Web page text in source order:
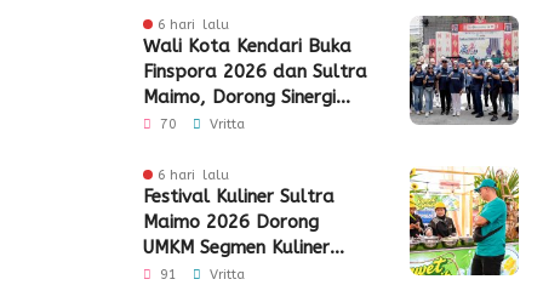
6 hari lalu
Wali Kota Kendari Buka
Finspora 2026 dan Sultra
Maimo, Dorong Sinergi
Industri Keuangan
70 Vritta
6 hari lalu
Festival Kuliner Sultra
Maimo 2026 Dorong
UMKM Segmen Kuliner
Perluas Akses Pasar
91 Vritta